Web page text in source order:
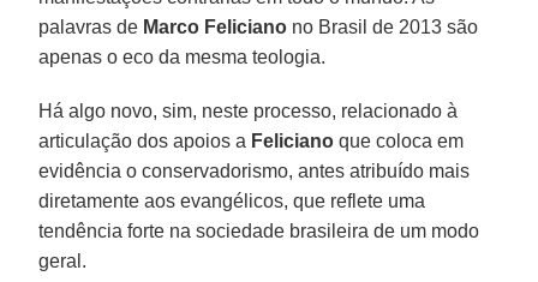
palavras de Marco Feliciano no Brasil de 2013 são
apenas o eco da mesma teologia.
Há algo novo, sim, neste processo, relacionado à
articulação dos apoios a Felicianoque coloca em
evidência o conservadorismo, antes atribuído mais
diretamente aos evangélicos, que reflete uma
tendência forte na sociedade brasileira de um modo
geral.